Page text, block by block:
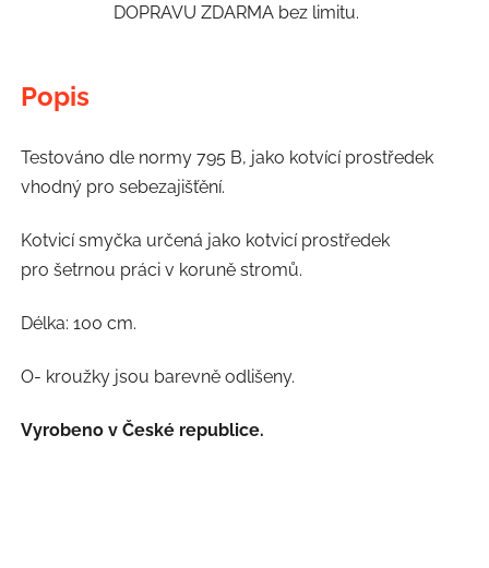
DOPRAVU ZDARMA bez limitu.
Popis
Testováno dle normy 795 B, jako kotvící prostředek
vhodný pro sebezajišťění.
Kotvicí smyčka určená jako kotvicí prostředek
pro šetrnou práci v koruně stromů.
Délka: 100 cm.
O- kroužky jsou barevně odlišeny.
Vyrobeno v České republice.